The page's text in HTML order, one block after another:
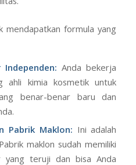
mendapatkan formula yang
Anda bekerja
ahli kimia kosmetik untuk
benar-benar baru dan
Pabrik Maklon: Ini adalah
maklon sudah memiliki
yang teruji dan bisa Anda